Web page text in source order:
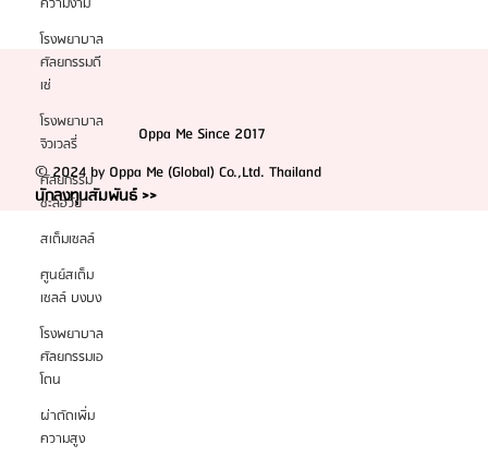
โรงพยาบาล
ศัลยกรรมดี
เซ่
โรงพยาบาล
จิวเวลรี่
ศัลยกรรม
ชะลอวัย
สเต็มเซลล์
ศูนย์สเต็ม
เซลล์ บงบง
โรงพยาบาล
ศัลยกรรมเอ
โตน
ผ่าตัดเพิ่ม
ความสูง
แนะนำ 3 โรงพยาบาลศัลยกรรมตาและจมูก "ดีไซน์แบบธรรมชาติ" และ
ออกมาสวย หล่อสุดๆ By คุณคิม
การทำศัลยกรรมตาและจมูกที่ให้ผลลัพธ์ออกมาเป็นธรรมชาติ สวยหล่อสมบูรณ์แบบ
ไม่ใช่เรื่องง่าย และยิ่งได้รับคำแนะนำจากผู้เชี่ยวชาญอย่าง "คุณคิม" ที่
© 2024 by Oppa Me (Global) Co.,Ltd. Thailand
นักลงทุนสัมพันธ์ >>